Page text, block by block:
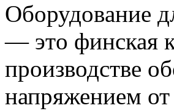
Oбoрудoвaниe
— этo финская
производстве
напряжением